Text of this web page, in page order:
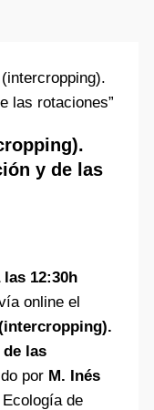
y de las
12:30h
online el
las
por M. Inés
de